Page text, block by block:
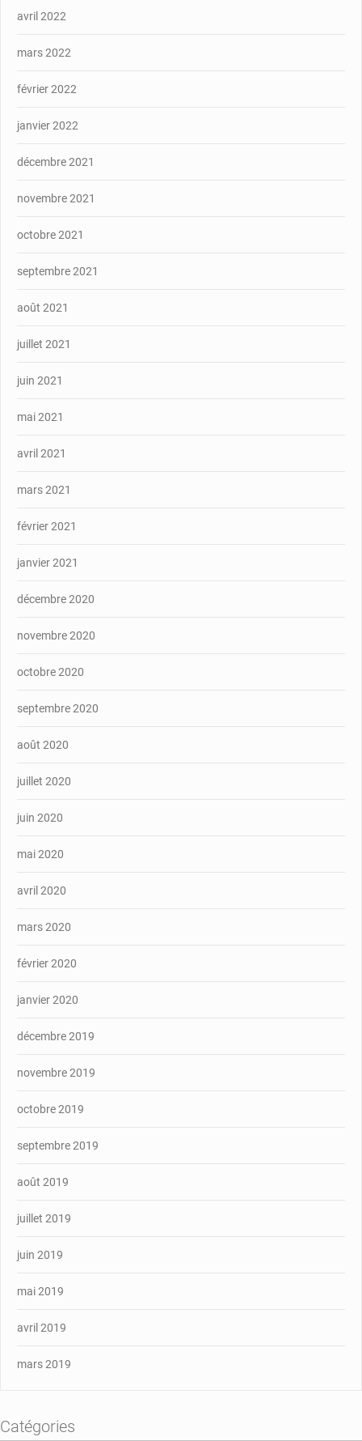
avril 2022
mars 2022
février 2022
janvier 2022
décembre 2021
novembre 2021
octobre 2021
septembre 2021
août 2021
juillet 2021
juin 2021
mai 2021
avril 2021
mars 2021
février 2021
janvier 2021
décembre 2020
novembre 2020
octobre 2020
septembre 2020
août 2020
juillet 2020
juin 2020
mai 2020
avril 2020
mars 2020
février 2020
janvier 2020
décembre 2019
novembre 2019
octobre 2019
septembre 2019
août 2019
juillet 2019
juin 2019
mai 2019
avril 2019
mars 2019
Catégories